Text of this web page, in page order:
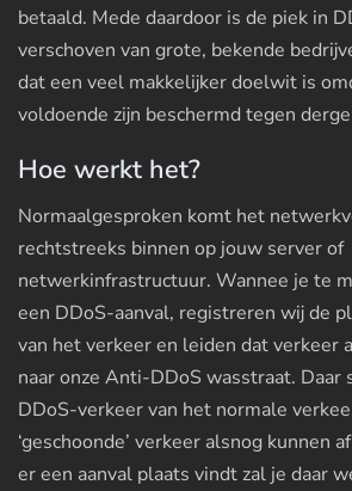
betaald. Mede daardoor is de piek in
verschoven van grote, bekende
dat een veel makkelijker doelwit is
voldoende zijn beschermd tegen
Hoe werkt het?
Normaalgesproken komt het
rechtstreeks binnen op jouw server of
netwerkinfrastructuur. Wannee je te
een DDoS-aanval, registreren wij de
van het verkeer en leiden dat verkeer
naar onze Anti-DDoS wasstraat. Daar
DDoS-verkeer van het normale
‘geschoonde’ verkeer alsnog kunnen
er een aanval plaats vindt zal je daar